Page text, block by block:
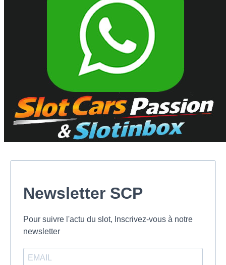
Newsletter SCP
Pour suivre l'actu du slot, Inscrivez-vous à notre
newsletter